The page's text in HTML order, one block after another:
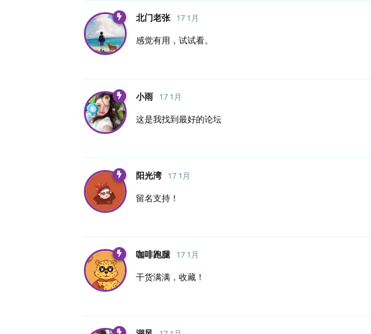
北门老张 17 1月
感觉有用，试试看。
小雨 17 1月
这是我找到最好的论坛
阳光湾 17 1月
留名支持！
咖啡跑腿 17 1月
干货满满，收藏！